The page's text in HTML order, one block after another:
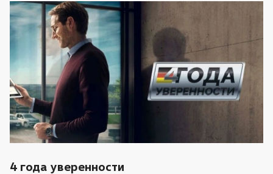
4 года уверенности